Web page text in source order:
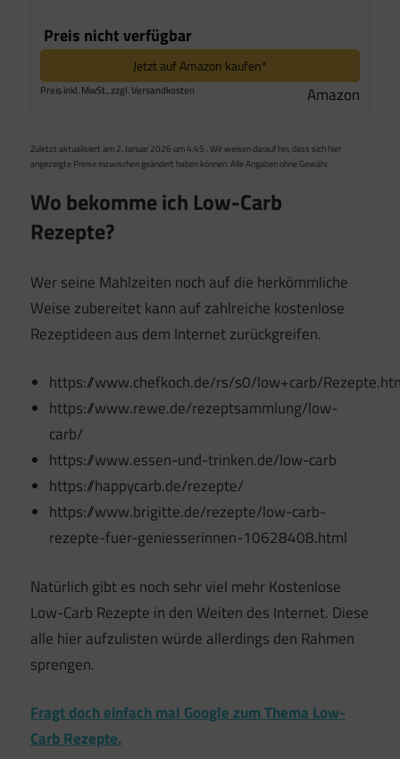
Preis nicht verfügbar
Jetzt auf Amazon kaufen*
Preis inkl. MwSt., zzgl. Versandkosten Amazon
Zuletzt aktualisiert am 2. Januar 2026 um 4:45 . Wir weisen darauf hin, dass sich hier
angezeigte Preise inzwischen geändert haben können. Alle Angaben ohne Gewähr.
Wo bekomme ich Low-Carb
Rezepte?
Wer seine Mahlzeiten noch auf die herkömmliche
Weise zubereitet kann auf zahlreiche kostenlose
Rezeptideen aus dem Internet zurückgreifen.
https://www.chefkoch.de/rs/s0/low+carb/
https://www.rewe.de/rezeptsammlung/low-
carb/
https://www.essen-und-trinken.de/low-carb
https://happycarb.de/rezepte/
https://www.brigitte.de/rezepte/low-carb-
rezepte-fuer-geniesserinnen-10628408.html
Natürlich gibt es noch sehr viel mehr Kostenlose
Low-Carb Rezepte in den Weiten des Internet. Diese
alle hier aufzulisten würde allerdings den Rahmen
sprengen.
Fragt doch einfach mal Google zum Thema Low-
Carb Rezepte.